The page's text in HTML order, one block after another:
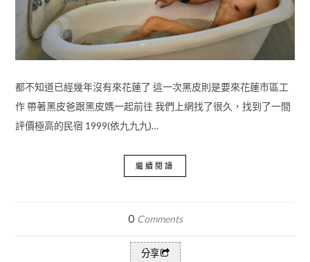
都不知道已經幾年沒有來花蓮了 這一次黑皮則是要來花蓮市區工
作 帶著黑皮爸跟黑皮媽一起前往 我們上網找了很久，找到了一間
評價極高的民宿 1999(依九九九)…
繼續閱讀
0 Comments
分享